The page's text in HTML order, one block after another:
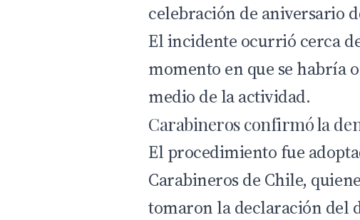
celebración de aniversario
El incidente ocurrió cerca
momento en que se habría
medio de la actividad.
Carabineros confirmó la
El procedimiento fue
Carabineros de Chile,
tomaron la declaración del